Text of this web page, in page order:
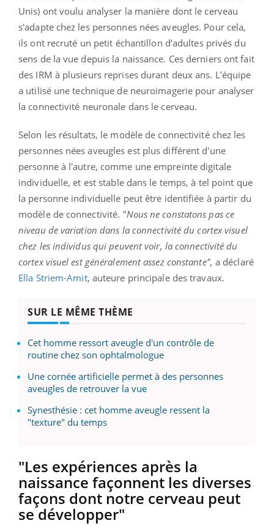
Unis) ont voulu analyser la manière dont le cerveau
s'adapte chez les personnes nées aveugles. Pour cela,
ils ont recruté un petit échantillon d’adultes privés du
sens de la vue depuis la naissance. Ces derniers ont fait
des IRM à plusieurs reprises durant deux ans. L’équipe
a utilisé une technique de neuroimagerie pour analyser
la connectivité neuronale dans le cerveau.
Selon les résultats, le modèle de connectivité chez les
personnes nées aveugles est plus différent d'une
personne à l'autre, comme une empreinte digitale
individuelle, et est stable dans le temps, à tel point que
la personne individuelle peut être identifiée à partir du
modèle de connectivité. "Nous ne constatons pas ce
niveau de variation dans la connectivité du cortex visuel
chez les individus qui peuvent voir, la connectivité du
cortex visuel est généralement assez constante", a déclaré
Ella Striem-Amit, auteure principale des travaux.
SUR LE MÊME THÈME
Cet homme ressort aveugle d'un contrôle de
routine chez son ophtalmologue
Une cornée artificielle permet à des personnes
aveugles de retrouver la vue
Synesthésie : cet homme aveugle ressent la
"texture" du temps
"Les expériences après la
naissance façonnent les diverses
façons dont notre cerveau peut
se développer"